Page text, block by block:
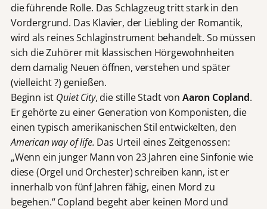
die führende Rolle. Das Schlagzeug tritt stark in den
Vordergrund. Das Klavier, der Liebling der Romantik,
wird als reines Schlaginstrument behandelt. So müssen
sich die Zuhörer mit klassischen Hörgewohnheiten
dem damalig Neuen öffnen, verstehen und später
(vielleicht ?) genießen.
Beginn ist Quiet City, die stille Stadt von Aaron Copland.
Er gehörte zu einer Generation von Komponisten, die
einen typisch amerikanischen Stil entwickelten, den
American way of life. Das Urteil eines Zeitgenossen:
„Wenn ein junger Mann von 23 Jahren eine Sinfonie wie
diese (Orgel und Orchester) schreiben kann, ist er
innerhalb von fünf Jahren fähig, einen Mord zu
begehen.“ Copland begeht aber keinen Mord und